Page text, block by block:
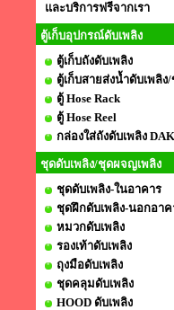
และบริการฟรีจากเรา
ตู้เก็บอุปกรณ์ดับเพลิง
ตู้เก็บถังดับเพลิง
ตู้เก็บสายส่งน้ำดับเพลิง
ตู้ Hose Rack
ตู้ Hose Reel
กล่องใส่ถังดับเพลิง
ชุดดับเพลิง/ชุดผจญเพลิง
ชุดดับเพลิง-ในอาคาร
ชุดฝึกดับเพลิง-นอกอาค
หมวกดับเพลิง
รองเท้าดับเพลิง
ถุงมือดับเพลิง
ชุดคลุมดับเพลิง
HOOD ดับเพลิง